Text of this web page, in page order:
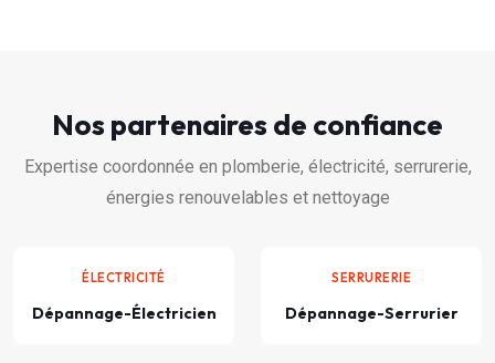
Nos partenaires de confiance
Expertise coordonnée en plomberie, électricité, serrurerie,
énergies renouvelables et nettoyage
ÉLECTRICITÉ
Dépannage-Électricien
SERRURERIE
Dépannage-Serrurier